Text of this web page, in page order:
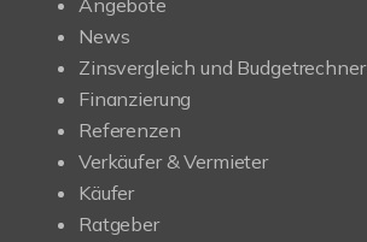
Angebote
News
Zinsvergleich und Budgetrechner
Finanzierung
Referenzen
Verkäufer & Vermieter
Käufer
Ratgeber